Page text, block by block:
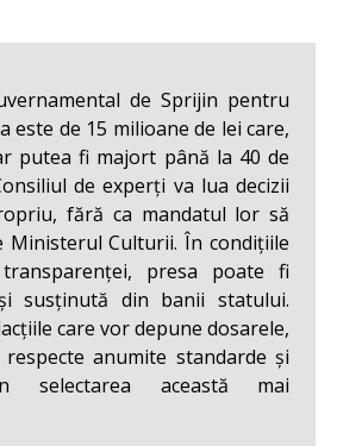
de Sprijin pentru
este de 15 milioane de lei care,
putea fi majort până la 40 de
de experți va lua decizii
fără ca mandatul lor să
Ministerul Culturii. În condițiile
presa poate fi
susținută din banii statului.
care vor depune dosarele,
anumite standarde și
selectarea această mai